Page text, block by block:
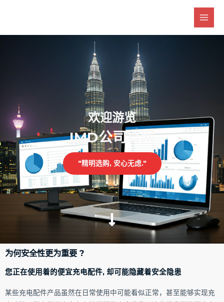
Main
欢迎游览
IMD公司官网
"精明选购, 安心无虑."
为何安全性更为重要 ?
您正在使用着的便宜充电配件, 却可能隐藏着安全隐患
某些充电配件产品虽然在日常使用中可能看似正常，甚至能够实现充